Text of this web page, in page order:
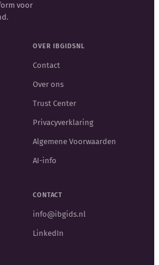
voor
OVER IBGIDSNL
Contact
Over ons
Trust Center
Privacyverklaring
Algemene Voorwaarden
AI-info
CONTACT
info@ibgids.nl
LinkedIn